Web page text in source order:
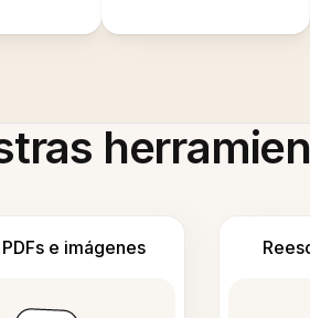
e imágenes